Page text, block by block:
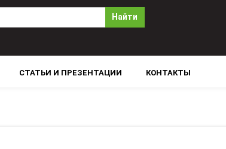
Найти
СТАТЬИ И ПРЕЗЕНТАЦИИ КОНТАКТЫ